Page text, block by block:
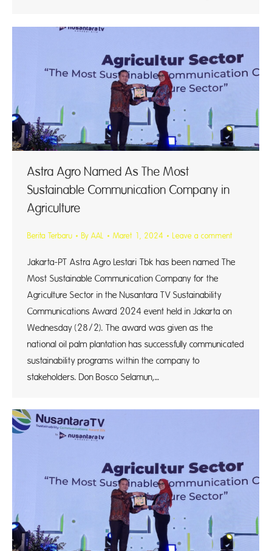
Astra Agro Named As The Most
Sustainable Communication Company in
Agriculture
Berita Terbaru By AAL Maret 1, 2024 Leave a comment
Jakarta-PT Astra Agro Lestari Tbk has been named The
Most Sustainable Communication Company for the
Agriculture Sector in the Nusantara TV Sustainability
Communications Award 2024 event held in Jakarta on
Wednesday (28/2). The award was given as the
national oil palm plantation has successfully communicated
sustainability programs within the company to
stakeholders. Don Bosco Selamun,…